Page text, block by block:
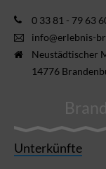
0 33 81 - 79 63
info@erlebnis-
Neustädtischer
14776
Unterkünfte